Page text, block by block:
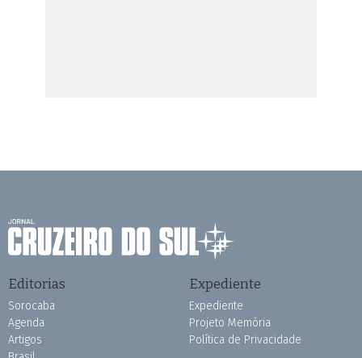
Editorias
Sorocaba
Agenda
Artigos
Expediente
Expediente
Projeto Memória
Política de Privacidade